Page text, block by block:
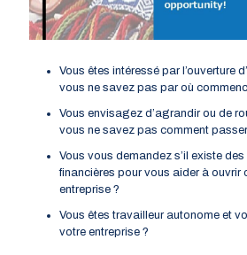
Vous êtes intéressé par l’ouverture
vous ne savez pas par où
Vous envisagez d’agrandir ou de
vous ne savez pas comment
Vous vous demandez s’il existe
financières pour vous aider à ouvrir
entreprise ?
Vous êtes travailleur autonome et
votre entreprise ?